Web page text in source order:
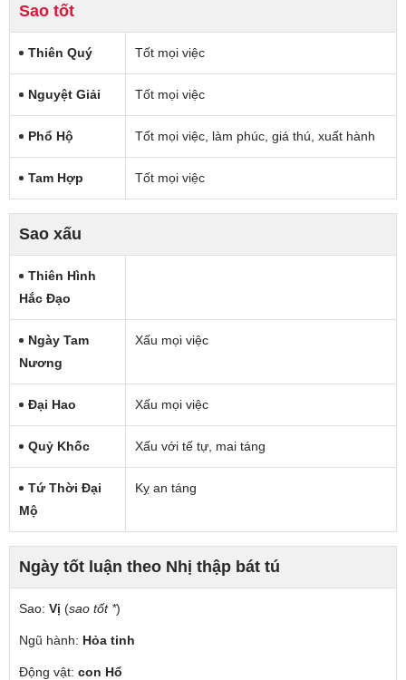
Sao tốt
Thiên Quý Tốt mọi việc
Nguyệt Giải Tốt mọi việc
Phổ Hộ Tốt mọi việc, làm phúc, giá thú, xuất hành
Tam Hợp Tốt mọi việc
Sao xấu
Thiên Hình
Hắc Đạo
Ngày Tam
Nương
Xấu mọi việc
Đại Hao Xấu mọi việc
Quỷ Khốc Xấu với tế tự, mai táng
Tứ Thời Đại
Mộ
Kỵ an táng
Ngày tốt luận theo Nhị thập bát tú
Sao: Vị (sao tốt *)
Ngũ hành: Hỏa tinh
Động vật: con Hổ